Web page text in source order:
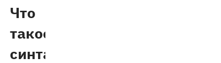
Что
такое
синтаксический